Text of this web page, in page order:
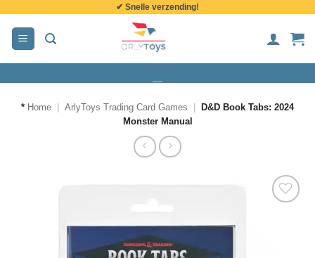
inhoud
✔ Snelle verzending!
* Home ArlyToys Trading Card Games
D&D Book Tabs: 2024
Monster Manual